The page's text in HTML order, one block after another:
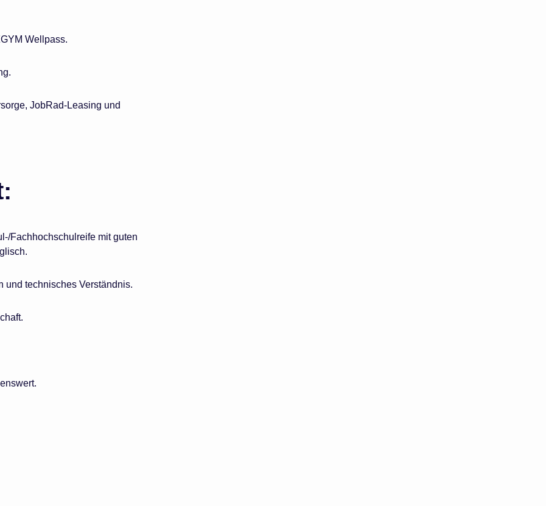
Wellpass.
JobRad-Leasing und
Fachhochschulreife mit guten
und technisches Verständnis.